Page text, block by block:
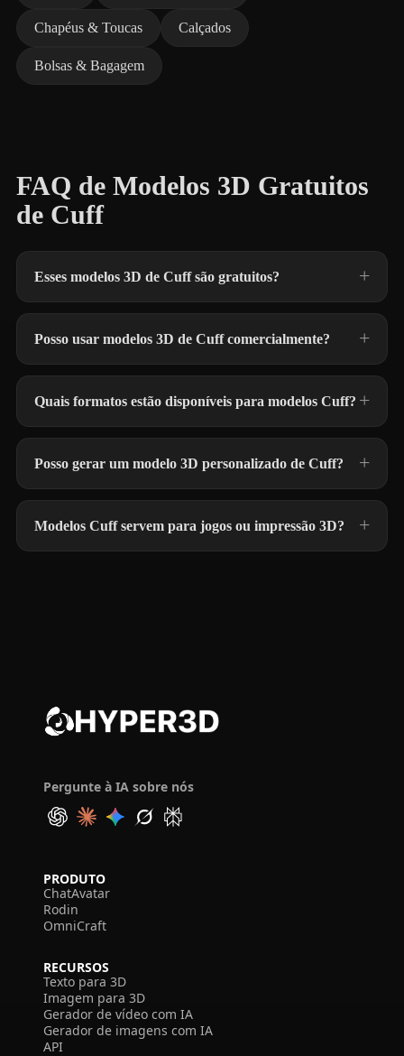
Chapéus & Toucas Calçados
Bolsas & Bagagem
FAQ de Modelos 3D Gratuitos
de Cuff
Esses modelos 3D de Cuff são gratuitos?
Posso usar modelos 3D de Cuff comercialmente?
Quais formatos estão disponíveis para modelos Cuff?
Posso gerar um modelo 3D personalizado de Cuff?
Modelos Cuff servem para jogos ou impressão 3D?
Pergunte à IA sobre nós
PRODUTO
ChatAvatar
Rodin
OmniCraft
RECURSOS
Texto para 3D
Imagem para 3D
Gerador de vídeo com IA
Gerador de imagens com IA
API